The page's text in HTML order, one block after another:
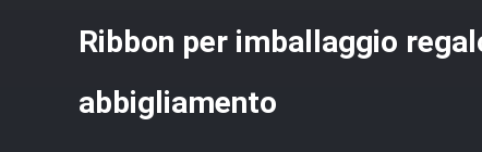
Ribbon per imballaggio
abbigliamento